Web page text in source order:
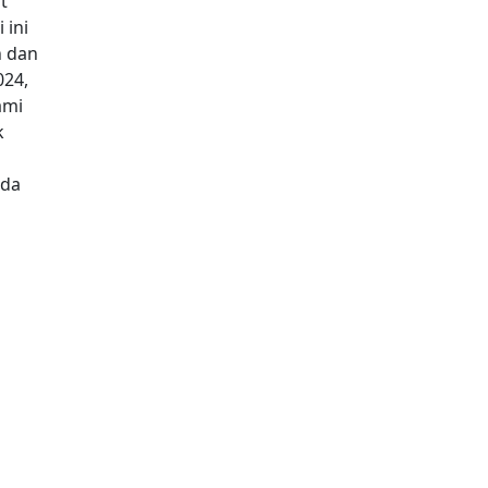
ini
dan